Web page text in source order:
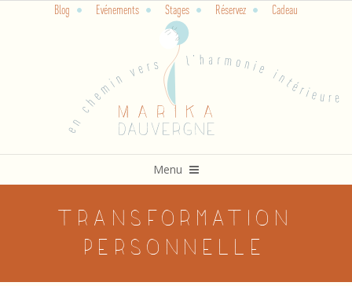
Blog Evénements Stages Réservez Cadeau
Navigation
Menu
transformation
personnelle